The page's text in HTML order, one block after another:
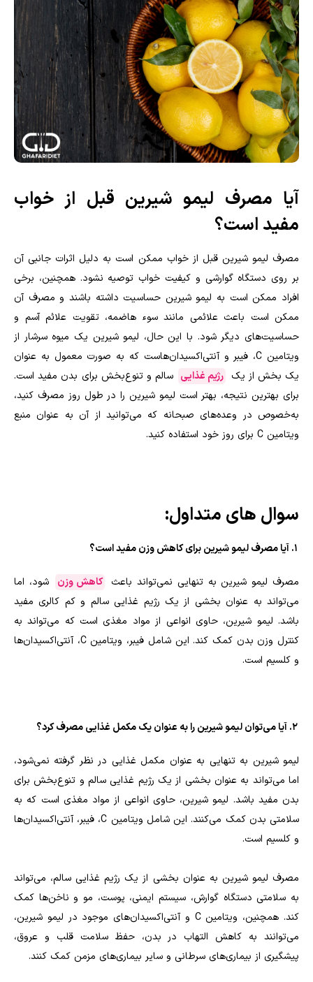
آیا مصرف لیمو شیرین قبل از خواب
مفید است؟
مصرف لیمو شیرین قبل از خواب ممکن است به دلیل اثرات جانبی آن
بر روی دستگاه گوارشی و کیفیت خواب توصیه نشود. همچنین، برخی
افراد ممکن است به لیمو شیرین حساسیت داشته باشند و مصرف آن
ممکن است باعث علائمی مانند سوء هاضمه، تقویت علائم آسم و
حساسیت‌های دیگر شود. با این حال، لیمو شیرین یک میوه سرشار از
ویتامین C، فیبر و آنتی‌اکسیدان‌هاست که به صورت معمول به عنوان
یک بخش از یک رژیم غذایی سالم و تنوع‌بخش برای بدن مفید است.
برای بهترین نتیجه، بهتر است لیمو شیرین را در طول روز مصرف کنید،
به‌خصوص در وعده‌های صبحانه که می‌توانید از آن به عنوان منبع
ویتامین C برای روز خود استفاده کنید.
سوال های متداول:
1. آیا مصرف لیمو شیرین برای کاهش وزن مفید است؟
مصرف لیمو شیرین به تنهایی نمی‌تواند باعث کاهش وزن
شود، اما
می‌تواند به عنوان بخشی از یک رژیم غذایی سالم و کم کالری مفید
باشد. لیمو شیرین، حاوی انواعی از مواد مغذی است که می‌تواند به
کنترل وزن بدن کمک کند. این شامل فیبر، ویتامین C، آنتی‌اکسیدان‌ها
و کلسیم است.
2. آیا می‌توان لیمو شیرین را به عنوان یک مکمل غذایی مصرف کرد؟
لیمو شیرین به تنهایی به عنوان مکمل غذایی در نظر گرفته نمی‌شود،
اما می‌تواند به عنوان بخشی از یک رژیم غذایی سالم و تنوع‌بخش برای
بدن مفید باشد. لیمو شیرین، حاوی انواعی از مواد مغذی است که به
سلامتی بدن کمک می‌کنند. این شامل ویتامین C، فیبر، آنتی‌اکسیدان‌ها
و کلسیم است.
مصرف لیمو شیرین به عنوان بخشی از یک رژیم غذایی سالم، می‌تواند
به سلامتی دستگاه گوارش، سیستم ایمنی، پوست، مو و ناخن‌ها کمک
کند. همچنین، ویتامین C و آنتی‌اکسیدان‌های موجود در لیمو شیرین،
می‌توانند به کاهش التهاب در بدن، حفظ سلامت قلب و عروق،
پیشگیری از بیماری‌های سرطانی و سایر بیماری‌های مزمن کمک کنند.